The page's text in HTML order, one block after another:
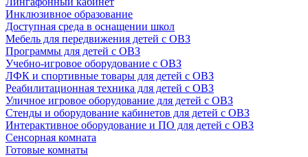
Инклюзивное образование
Доступная среда в оснащении школ
Мебель для передвижения детей с ОВЗ
Программы для детей с ОВЗ
Учебно-игровое оборудование с ОВЗ
ЛФК и спортивные товары для детей с ОВЗ
Реабилитационная техника для детей с ОВЗ
Уличное игровое оборудование для детей с ОВЗ
Стенды и оборудование кабинетов для детей с ОВЗ
Интерактивное оборудование и ПО для детей с ОВЗ
Сенсорная комната
Готовые комнаты